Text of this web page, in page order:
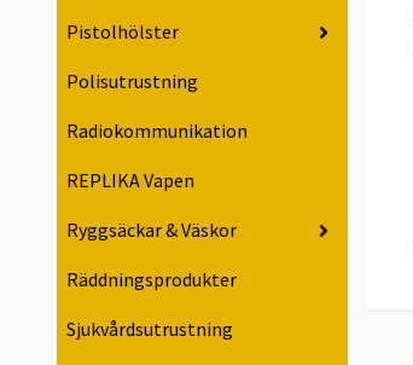
Pistolhölster
Polisutrustning
Radiokommunikation
REPLIKA Vapen
Ryggsäckar & Väskor
Räddningsprodukter
Sjukvårdsutrustning